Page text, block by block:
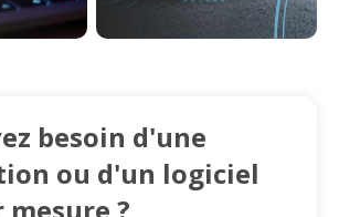
besoin d'une
ou d'un logiciel
?